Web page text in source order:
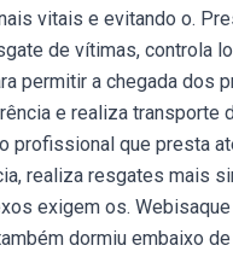
vitais e evitando o.
de vítimas, controla
permitir a chegada dos
e realiza transporte
profissional que presta
realiza resgates mais
exigem os.
dormiu embaixo